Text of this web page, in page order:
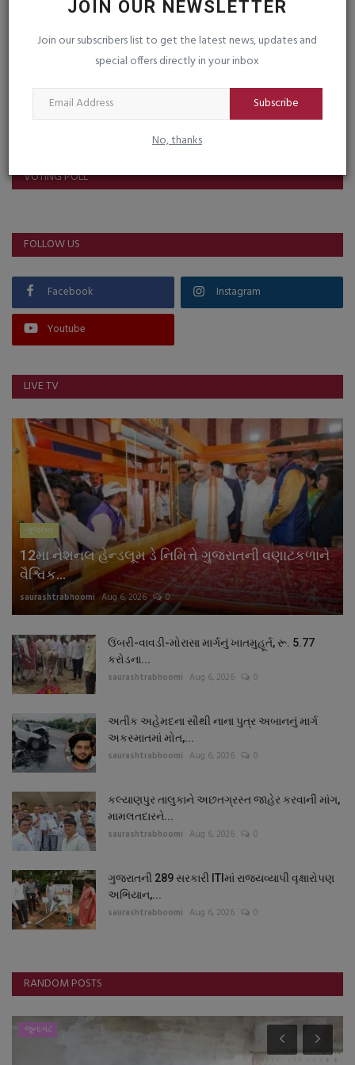
JOIN OUR NEWSLETTER
Join our subscribers list to get the latest news, updates and
special offers directly in your inbox
Subscribe
No, thanks
VOTING POLL
FOLLOW US
Facebook Instagram
Youtube
LIVE TV
ગુજરાત
12મા નેશનલ હેન્ડલૂમ ડે નિમિત્તે ગુજરાતની વણાટકળાને
વૈશ્વિક...
saurashtrabhoomi Aug 6, 2026 0
ઉંબરી-વાવડી-મોરાસા માર્ગનું ખાતમુહૂર્ત, રૂ. 5.77
કરોડના...
saurashtrabhoomi Aug 6, 2026 0
અતીક અહેમદના સૌથી નાના પુત્ર અબાનનું માર્ગ
અકસ્માતમાં મોત,...
saurashtrabhoomi Aug 6, 2026 0
કલ્યાણપુર તાલુકાને અછતગ્રસ્ત જાહેર કરવાની માંગ,
મામલતદારને...
saurashtrabhoomi Aug 6, 2026 0
ગુજરાતની 289 સરકારી ITIમાં રાજ્યવ્યાપી વૃક્ષારોપણ
અભિયાન,...
saurashtrabhoomi Aug 6, 2026 0
RANDOM POSTS
જુનાગઢ